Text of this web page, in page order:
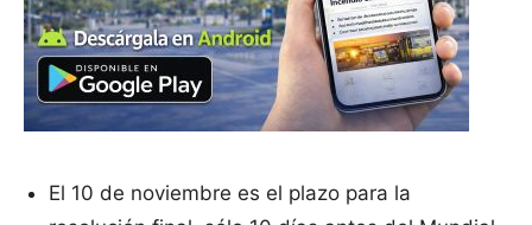
El 10 de noviembre es el plazo para la